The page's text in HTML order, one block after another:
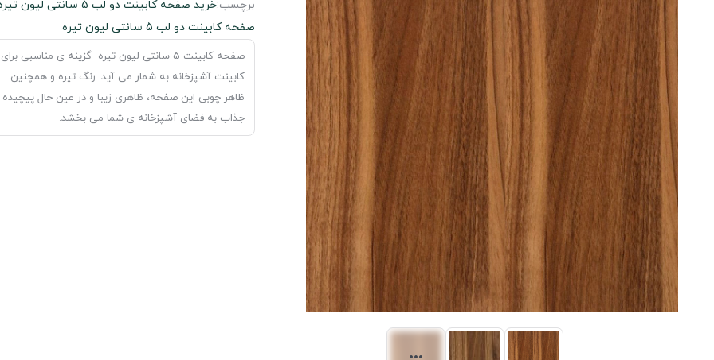
برچسب:خرید صفحه کابینت دو لب 5 سانتی لیون تیره
صفحه کابینت دو لب 5 سانتی لیون تیره
صفحه کابینت 5 سانتی لیون تیره گزینه ی مناسبی برای
کابینت آشپزخانه به شمار می آید. رنگ تیره و همچنین
ظاهر چوبی این صفحه، ظاهری زیبا و در عین حال پیچیده
جذاب به فضای آشپزخانه ی شما می بخشد.